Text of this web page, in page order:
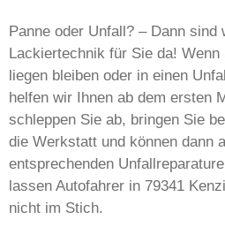
Panne oder Unfall? – Dann sind
Lackiertechnik für Sie da!
liegen bleiben oder in einen
helfen wir Ihnen ab dem ersten
schleppen Sie ab, bringen Sie
die Werkstatt und können dann
entsprechenden
lassen Autofahrer in 79341
nicht im Stich.